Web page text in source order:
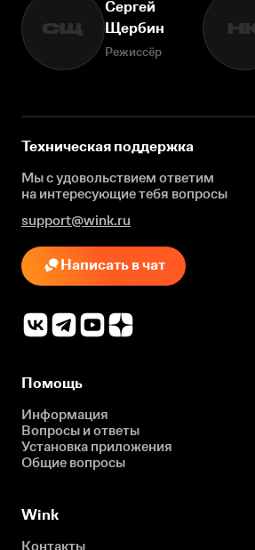
СЩ
Сергей
Щербин
Режиссёр
Техническая поддержка
Мы с удовольствием ответим
на интересующиетебя вопросы
support@wink.ru
Написать в чат
Помощь
Информация
Вопросы и ответы
Установка приложения
Общие вопросы
Wink
Контакты